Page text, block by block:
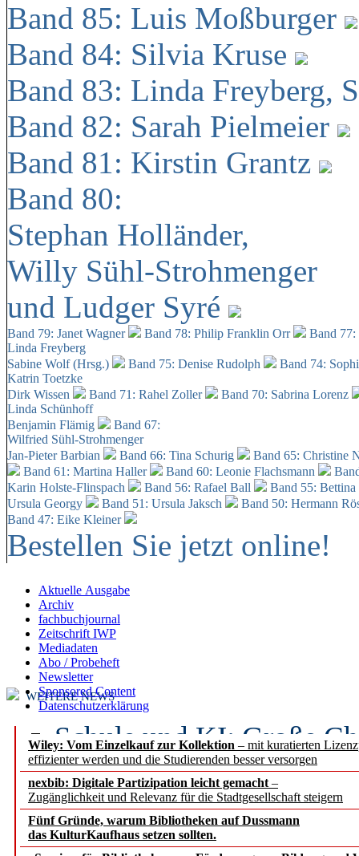
Band 85: Luis Moßburger
Band 84: Silvia Kruse
Band 83: Linda Freyberg,
Band 82: Sarah Pielmeier
Band 81: Kirstin Grantz
Band 80:
Stephan Holländer,
Willy Sühl-Strohmenger
und Ludger Syré
Band 79: Janet Wagner Band 78: Philip Franklin Orr
Band
Linda Freyberg
Sabine Wolf (Hrsg.)
Band 75: Denise Rudolph
Band 74:
Katrin Toetzke
Dirk Wissen
Band 71: Rahel Zoller
Band 70: Sabrina Lorenz
Linda Schünhoff
Benjamin Flämig
Band 67:
Wilfried Sühl-Strohmenger
Jan-Pieter Barbian
Band 66: Tina Schurig
Band 65: Christine
Band 61: Martina Haller
Band 60: Leonie Flachsmann
Karin Holste-Flinspach
Band 56: Rafael Ball
Band 55:
Ursula Georgy
Band 51: Ursula Jaksch Band 50: Hermann
Band 47: Eike Kleiner
Bestellen Sie jetzt online!
Aktuelle Ausgabe
Archiv
fachbuchjournal
Zeitschrift IWP
Mediadaten
Abo / Probeheft
Newsletter
Sponsored Content
Datenschutzerklärung
Wiley: Vom Einzelkauf zur Kollektion – mit kuratierten
effizienter werden und die Studierenden besser versorgen
nexbib: Digitale Partizipation leicht gemacht –
Zugänglichkeit und Relevanz für die Stadtgesellschaft steigern
Fünf Gründe, warum Bibliotheken auf Dussmann
das KulturKaufhaus setzen sollten.
WEITERE NEWS
Schule und KI: Große
Voraussetzungen
Erfolgreiches erstes
Segment Research –